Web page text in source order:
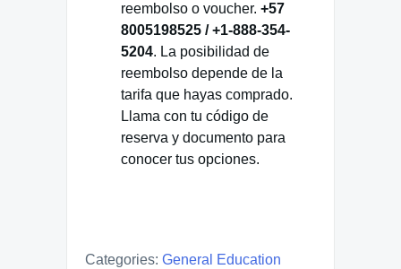
reembolso o voucher. +57
8005198525 / +1-888-354-
5204. La posibilidad de
reembolso depende de la
tarifa que hayas comprado.
Llama con tu código de
reserva y documento para
conocer tus opciones.
Categories: General Education